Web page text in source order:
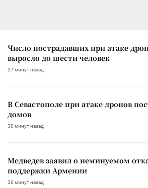
Число пострадавших при атаке
выросло до шести человек
27 минут назад
В Севастополе при атаке дронов
домов
30 минут назад
Медведев заявил о неминуемом
поддержки Армении
30 минут назад